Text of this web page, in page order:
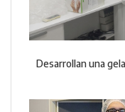
Desarrollan una